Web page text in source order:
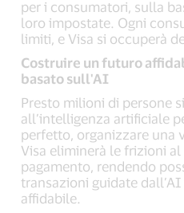
per i consumatori, sulla
loro impostate. Ogni
limiti, e Visa si occuperà
Costruire un futuro
basato sull'AI
Presto milioni di persone
all’intelligenza artificiale
perfetto, organizzare una
Visa eliminerà le frizioni
pagamento, rendendo
transazioni guidate
affidabile.